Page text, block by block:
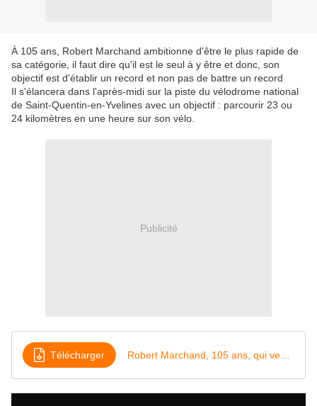
À 105 ans, Robert Marchand ambitionne d'être le plus rapide de
sa catégorie, il faut dire qu'il est le seul à y être et donc, son
objectif est d'établir un record et non pas de battre un record
Il s'élancera dans l'après-midi sur la piste du vélodrome national
de Saint-Quentin-en-Yvelines avec un objectif : parcourir 23 ou
24 kilomètres en une heure sur son vélo.
Publicité
Télécharger